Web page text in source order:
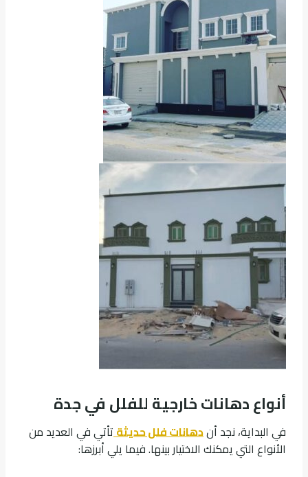
أنواع دهانات خارجية للفلل في جدة
في البداية، نجد أندهانات فلل حديثةتأتي في العديد من
الأنواع التي يمكنك الاختيار بينها. فيما يلي أبرزها: